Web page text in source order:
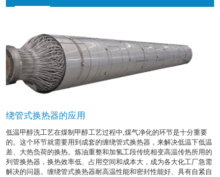
绕管式换热器的应用
低温甲醇洗工艺在煤制甲醇工艺过程中,煤气净化的环节是十分重要
的。这个环节就需要用到成套的缠绕管式换热器，来解决低温下低温
差、大热负荷的换热。炼油重整和加氢工段传统相变高温传热所用的
列管换热器，换热效率低、占用空间和成本大，成为各大化工厂急需
解决的问题。缠绕管式换热器耐高温性能和密封性能好、具有自紧自